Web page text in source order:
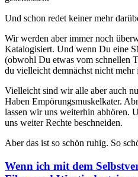
Und schon redet keiner mehr
Wir werden aber immer noch
Katalogisiert. Und wenn Du eine
(obwohl Du etwas vom schnellen
du vielleicht demnächst nicht mehr
Vielleicht sind wir alle aber auch
Haben Empörungsmuskelkater.
lassen wir uns weiterhin abhören.
uns weiter Rechte beschneiden.
Aber das ist so schön ruhig. So
Wenn ich mit dem